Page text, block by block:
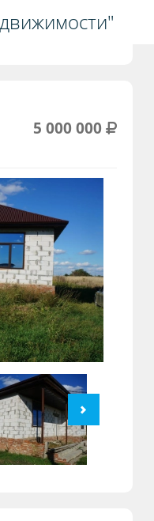
5 000 000